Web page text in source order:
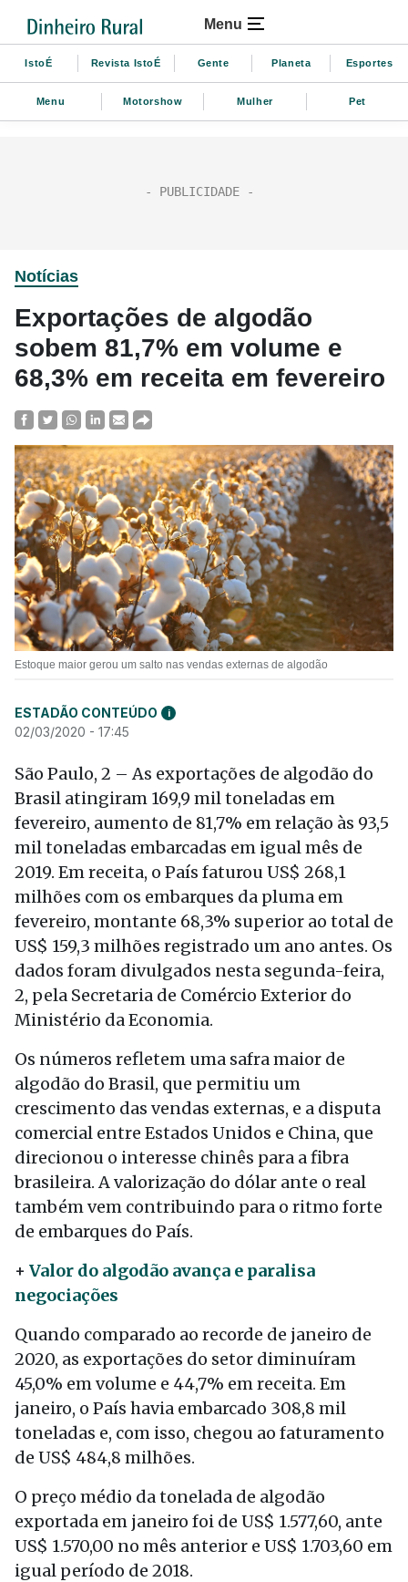
Menu
IstoÉ Revista IstoÉ Gente Planeta Esportes
Menu Motorshow Mulher Pet
Notícias
Exportações de algodão
sobem 81,7% em volume e
68,3% em receita em fevereiro
Estoque maior gerou um salto nas vendas externas de algodão
ESTADÃO CONTEÚDO i
02/03/2020 - 17:45
São Paulo, 2 – As exportações de algodão do
Brasil atingiram 169,9 mil toneladas em
fevereiro, aumento de 81,7% em relação às 93,5
mil toneladas embarcadas em igual mês de
2019. Em receita, o País faturou US$ 268,1
milhões com os embarques da pluma em
fevereiro, montante 68,3% superior ao total de
US$ 159,3 milhões registrado um ano antes. Os
dados foram divulgados nesta segunda-feira,
2, pela Secretaria de Comércio Exterior do
Ministério da Economia.
Os números refletem uma safra maior de
algodão do Brasil, que permitiu um
crescimento das vendas externas, e a disputa
comercial entre Estados Unidos e China, que
direcionou o interesse chinês para a fibra
brasileira. A valorização do dólar ante o real
também vem contribuindo para o ritmo forte
de embarques do País.
+ Valor do algodão avança e paralisa
negociações
Quando comparado ao recorde de janeiro de
2020, as exportações do setor diminuíram
45,0% em volume e 44,7% em receita. Em
janeiro, o País havia embarcado 308,8 mil
toneladas e, com isso, chegou ao faturamento
de US$ 484,8 milhões.
O preço médio da tonelada de algodão
exportada em janeiro foi de US$ 1.577,60, ante
US$ 1.570,00 no mês anterior e US$ 1.703,60 em
igual período de 2018.